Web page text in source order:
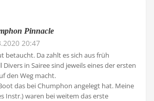
Pinnacle
20:47
betaucht. Da zahlt es sich aus früh
Divers in Sairee sind jeweils eines der ersten
den Weg macht.
das bei Chumphon angelegt hat. Meine
Instr.) waren bei weitem das erste